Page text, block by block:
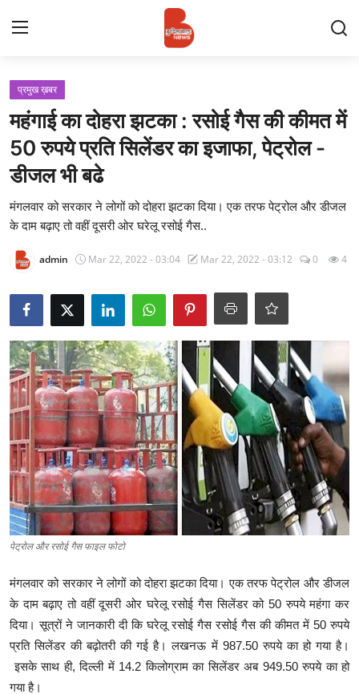
Login
Contact
प्रमुख ख़बर
अपना शहर
राज्य
बुन्देलखण्ड
क्राइम
स्पोर्ट्स
मनोरंजन
गैलरी
प्रमुख ख़बर
महंगाई का दोहरा झटका : रसोई गैस की कीमत में
50 रुपये प्रति सिलेंडर का इजाफा, पेट्रोल -
डीजल भी बढे
मंगलवार को सरकार ने लोगों को दोहरा झटका दिया। एक तरफ पेट्रोल और डीजल
के दाम बढ़ाए तो वहीं दूसरी ओर घरेलू रसोई गैस..
admin Mar 22, 2022 - 03:04 Mar 22, 2022 - 03:12 0 4
पेट्रोल और रसोई गैस फाइल फोटो
मंगलवार को सरकार ने लोगों को दोहरा झटका दिया। एक तरफ पेट्रोल और डीजल
के दाम बढ़ाए तो वहीं दूसरी ओर घरेलू रसोई गैस सिलेंडर को 50 रुपये महंगा कर
दिया। सूत्रों ने जानकारी दी कि घरेलू रसोई गैस रसोई गैस की कीमत में 50 रुपये
प्रति सिलेंडर की बढ़ोतरी की गई है। लखनऊ में 987.50 रुपये का हो गया है।
इसके साथ ही, दिल्ली में 14.2 किलोग्राम का सिलेंडर अब 949.50 रुपये का हो
गया है।